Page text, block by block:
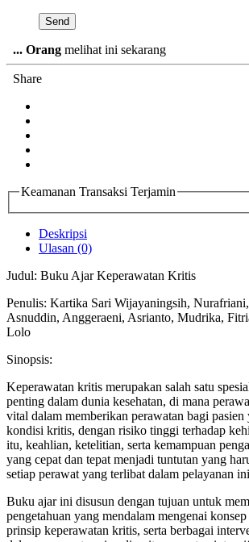
... Orang melihat ini sekarang
Share
Keamanan Transaksi Terjamin
Deskripsi
Ulasan (0)
Judul: Buku Ajar Keperawatan Kritis
Penulis: Kartika Sari Wijayaningsih,
Asnuddin, Anggeraeni, Asrianto, Mudrika,
Lolo
Sinopsis:
Keperawatan kritis merupakan salah satu
penting dalam dunia kesehatan, di mana
vital dalam memberikan perawatan bagi pasien
kondisi kritis, dengan risiko tinggi terhadap
itu, keahlian, ketelitian, serta kemampuan
yang cepat dan tepat menjadi tuntutan yang
setiap perawat yang terlibat dalam pelayanan
Buku ajar ini disusun dengan tujuan untuk
pengetahuan yang mendalam mengenai
prinsip keperawatan kritis, serta berbagai